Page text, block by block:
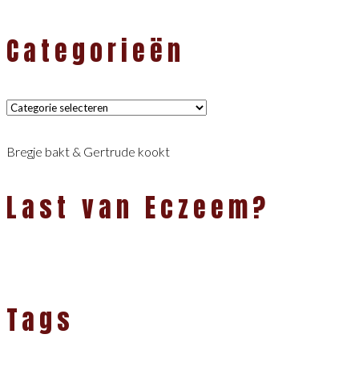
Categorieën
Categorieën
Bregje bakt & Gertrude kookt
Last van Eczeem?
Tags